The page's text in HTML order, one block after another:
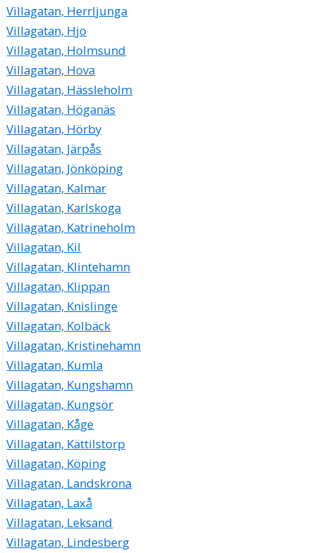
Villagatan, Herrljunga
Villagatan, Hjo
Villagatan, Holmsund
Villagatan, Hova
Villagatan, Hässleholm
Villagatan, Höganäs
Villagatan, Hörby
Villagatan, Järpås
Villagatan, Jönköping
Villagatan, Kalmar
Villagatan, Karlskoga
Villagatan, Katrineholm
Villagatan, Kil
Villagatan, Klintehamn
Villagatan, Klippan
Villagatan, Knislinge
Villagatan, Kolbäck
Villagatan, Kristinehamn
Villagatan, Kumla
Villagatan, Kungshamn
Villagatan, Kungsör
Villagatan, Kåge
Villagatan, Kättilstorp
Villagatan, Köping
Villagatan, Landskrona
Villagatan, Laxå
Villagatan, Leksand
Villagatan, Lindesberg